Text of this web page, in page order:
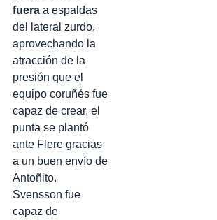
fuera a espaldas
del lateral zurdo,
aprovechando la
atracción de la
presión que el
equipo coruñés fue
capaz de crear, el
punta se plantó
ante Flere gracias
a un buen envío de
Antoñito.
Svensson fue
capaz de